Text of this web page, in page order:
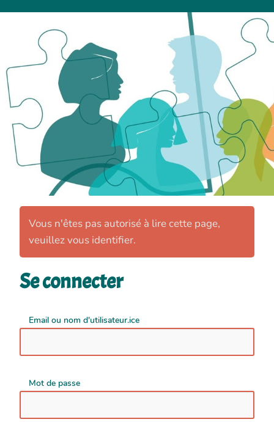
Vous n'êtes pas autorisé à lire cette page,
veuillez vous identifier.
Se connecter
Email ou nom d'utilisateur.ice
Mot de passe